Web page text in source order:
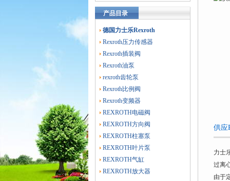
产品目录
德国力士乐Rexroth
Rexroth压力传感器
Rexroth插装阀
Rexroth油泵
rexroth齿轮泵
Rexroth比例阀
Rexroth变频器
REXROTH电磁阀
REXROTH方向阀
REXROTH柱塞泵
REXROTH叶片泵
REXROTH气缸
REXROTH放大器
供应
力士
过离
由于